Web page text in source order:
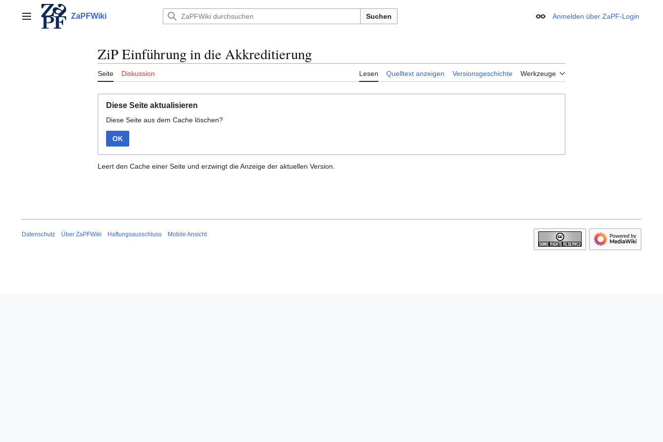
springenHauptmenü ZaPFWiki Suchen Erscheinungsbild
Anmelden über ZaPF-Login
ZiP Einführung in die Akkreditierung
Seite Diskussion Lesen Quelltext anzeigen Versionsgeschichte Werkzeuge
Diese Seite aktualisieren
Diese Seite aus dem Cache löschen?
OK
Leert den Cache einer Seite und erzwingt die Anzeige der aktuellen Version.
Datenschutz Über ZaPFWiki Haftungsausschluss Mobile Ansicht